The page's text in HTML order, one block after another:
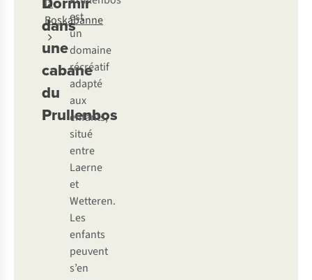
dans
une
cabane
du
Prullenbos
est
un
domaine
récréatif
adapté
aux
enfants,
situé
entre
Laerne
et
Wetteren.
Les
enfants
peuvent
s’en
la
Boskabanne